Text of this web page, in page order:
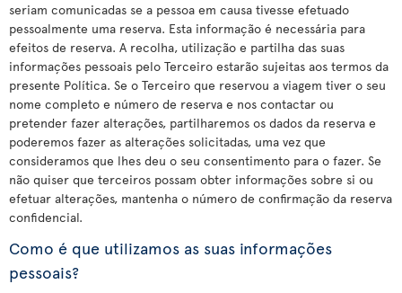
seriam comunicadas se a pessoa em causa tivesse efetuado
pessoalmente uma reserva. Esta informação é necessária para
efeitos de reserva. A recolha, utilização e partilha das suas
informações pessoais pelo Terceiro estarão sujeitas aos termos da
presente Política. Se o Terceiro que reservou a viagem tiver o seu
nome completo e número de reserva e nos contactar ou
pretender fazer alterações, partilharemos os dados da reserva e
poderemos fazer as alterações solicitadas, uma vez que
consideramos que lhes deu o seu consentimento para o fazer. Se
não quiser que terceiros possam obter informações sobre si ou
efetuar alterações, mantenha o número de confirmação da reserva
confidencial.
Como é que utilizamos as suas informações
pessoais?